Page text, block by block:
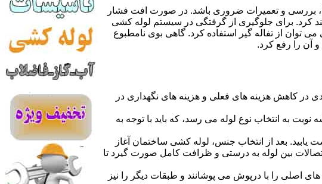
بررسی و تعمیرات ضروری باشد. در صورت افت فشار
کرد. برای جلوگیری از گرفتگی در سیستم لوله کشی
توان از تفاله گیر استفاده کرد. گاهی بوی نامطبوع
آن را رفع کرد.
در کاهش هزینه های فعلی و هزینه های نگهداری در
نوبت به انتخاب نوع لوله می رسد، که باید با توجه به
بعد از انتخاب جنس، لوله کشی ساختمان آغاز
بین لوله به درستی و ظرافت کامل صورت گیرد تا
اصلی را با درپوش می پوشانند و طبقات دیگر را نیز